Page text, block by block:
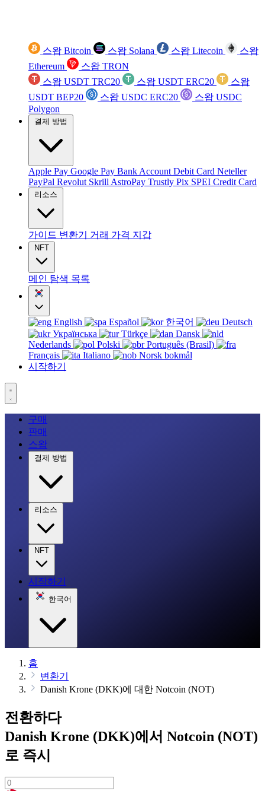
스왑 Bitcoin 스왑 Solana 스왑 Litecoin
스왑
Ethereum
스왑 TRON
스왑 USDT TRC20
스왑 USDT ERC20
스왑
USDT BEP20
스왑 USDC ERC20
스왑 USDC
Polygon
결제 방법
Apple Pay Google Pay Bank Account Debit Card Neteller
PayPal Revolut Skrill AstroPay Trustly Pix SPEI Credit Card
리소스
가이드 변환기 거래 가격 지갑
NFT
메인 탐색 목록
English Español 한국어
Deutsch
Українська
Türkçe
Dansk
Nederlands
Polski
Português (Brasil)
Français
Italiano
Norsk bokmål
시작하기
구매
판매
스왑
결제 방법
리소스
NFT
시작하기
한국어
홈
변환기
Danish Krone (DKK)에 대한 Notcoin (NOT)
전환하다
Danish Krone (DKK)에서 Notcoin (NOT)
로 즉시